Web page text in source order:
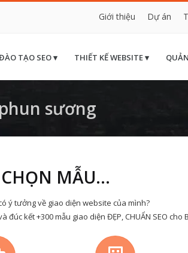
Giới thiệu Dự án
TẠO SEO ▾ THIẾT KẾ WEBSITE ▾
sương
CHỌN MẪU...
ý tưởng về giao diện website của mình?
đúc kết +300 mẫu giao diện ĐẸP, CHUẨN SEO cho